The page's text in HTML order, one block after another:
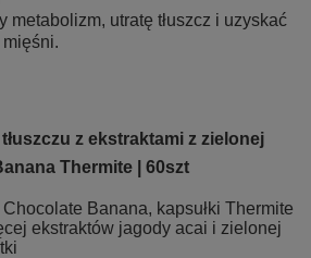
metabolizm, utratę tłuszcz i uzyskać
z ekstraktami z zielonej
Thermite | 60szt
Banana, kapsułki Thermite
ekstraktów jagody acai i zielonej